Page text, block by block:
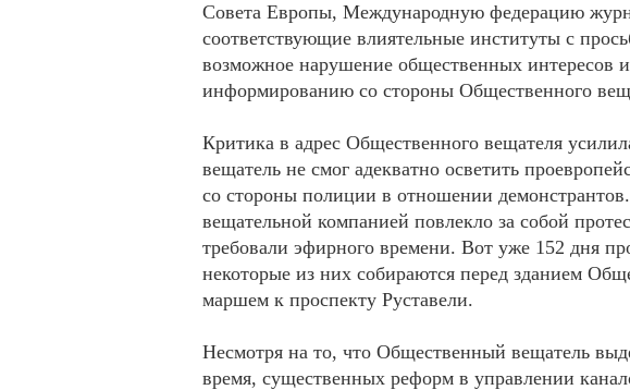
Совета Европы, Международную федерацию
соответствующие влиятельные институты с
возможное нарушение общественных интересов
информированию со стороны Общественного
Критика в адрес Общественного вещателя
вещатель не смог адекватно осветить
со стороны полиции в отношении
вещательной компанией повлекло за собой
требовали эфирного времени. Вот уже 152 дня
некоторые из них собираются перед зданием
маршем к проспекту Руставели.
Несмотря на то, что Общественный вещатель
время, существенных реформ в управлении